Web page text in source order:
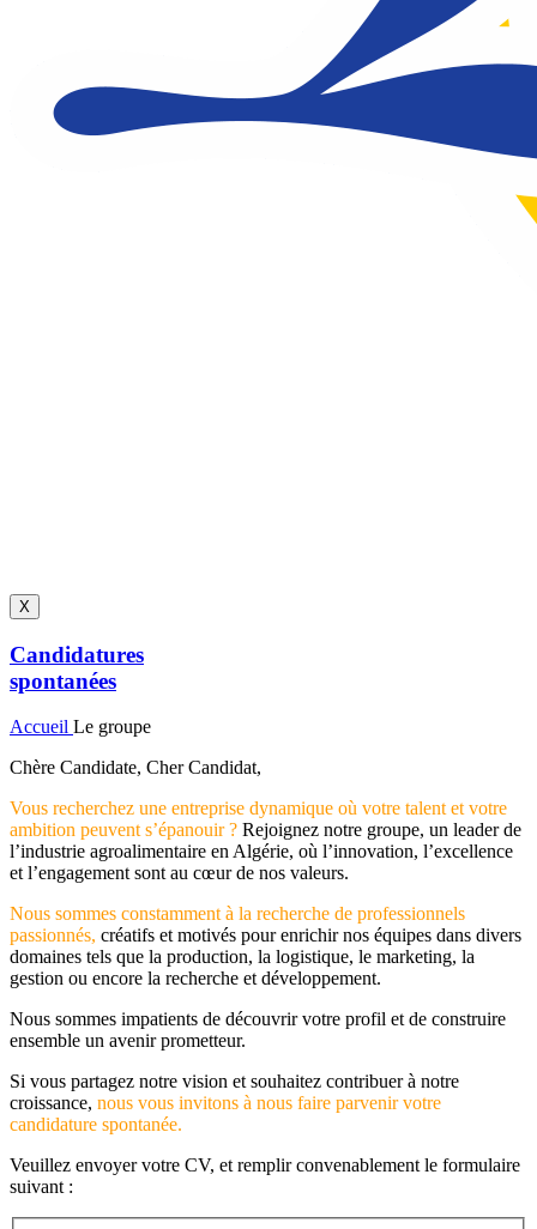
X
Candidatures
spontanées
Accueil Le groupe
Chère Candidate, Cher Candidat,
Vous recherchez une entreprise dynamique où votre talent et votre
ambition peuvent s’épanouir ? Rejoignez notre groupe, un leader de
l’industrie agroalimentaire en Algérie, où l’innovation, l’excellence
et l’engagement sont au cœur de nos valeurs.
Nous sommes constamment à la recherche de professionnels
passionnés, créatifs et motivés pour enrichir nos équipes dans divers
domaines tels que la production, la logistique, le marketing, la
gestion ou encore la recherche et développement.
Nous sommes impatients de découvrir votre profil et de construire
ensemble un avenir prometteur.
Si vous partagez notre vision et souhaitez contribuer à notre
croissance, nous vous invitons à nous faire parvenir votre
candidature spontanée.
Veuillez envoyer votre CV, et remplir convenablement le formulaire
suivant :